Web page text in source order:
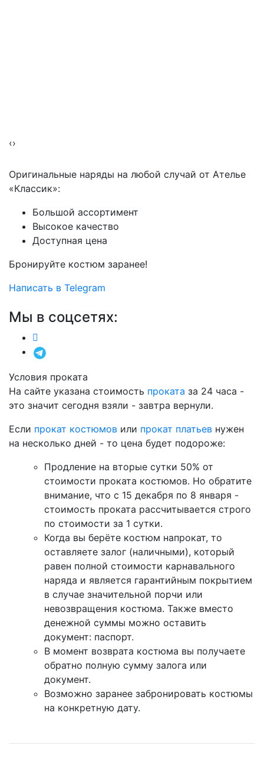
‹›
Оригинальные наряды на любой случай от Ателье
«Классик»:
Большой ассортимент
Высокое качество
Доступная цена
Бронируйте костюм заранее!
Написать в Telegram
Мы в соцсетях:
Условия проката
На сайте указана стоимость проката за 24 часа -
это значит сегодня взяли - завтра вернули.
Если прокат костюмов или прокат платьев нужен
на несколько дней - то цена будет подороже:
Продление на вторые сутки 50% от
стоимости проката костюмов. Но обратите
внимание, что с 15 декабря по 8 января -
стоимость проката рассчитывается строго
по стоимости за 1 сутки.
Когда вы берёте костюм напрокат, то
оставляете залог (наличными), который
равен полной стоимости карнавального
наряда и является гарантийным покрытием
в случае значительной порчи или
невозвращения костюма. Также вместо
денежной суммы можно оставить
документ: паспорт.
В момент возврата костюма вы получаете
обратно полную сумму залога или
документ.
Возможно заранее забронировать костюмы
на конкретную дату.